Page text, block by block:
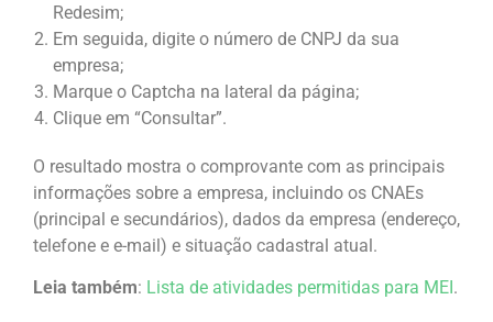
Redesim;
Em seguida, digite o número de CNPJ da sua
empresa;
Marque o Captcha na lateral da página;
Clique em “Consultar”.
O resultado mostra o comprovante com as principais
informações sobre a empresa, incluindo os CNAEs
(principal e secundários), dados da empresa (endereço,
telefone e e-mail) e situação cadastral atual.
Leia também: Lista de atividades permitidas para MEI.